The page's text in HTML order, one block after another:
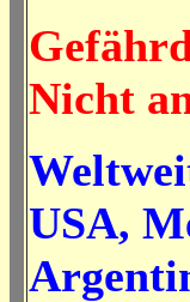
Nicht
USA,